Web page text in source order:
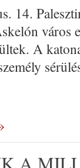
14.
város
A